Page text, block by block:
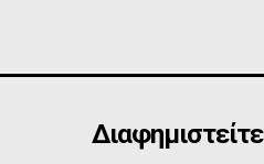
Διαφημιστείτε